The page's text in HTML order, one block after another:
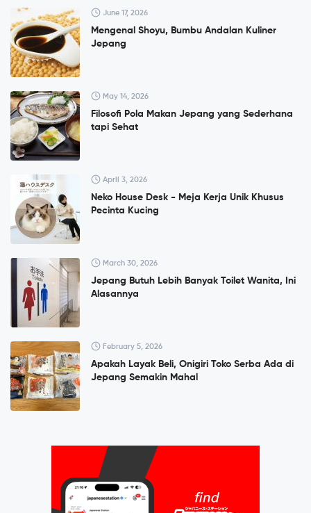
June 17, 2026
Mengenal Shoyu, Bumbu Andalan Kuliner
Jepang
May 14, 2026
Filosofi Pola Makan Jepang yang Sederhana
tapi Sehat
April 3, 2026
Neko House Desk - Meja Kerja Unik Khusus
Pecinta Kucing
March 30, 2026
Jepang Butuh Lebih Banyak Toilet Wanita, Ini
Alasannya
February 5, 2026
Apakah Layak Beli, Onigiri Toko Serba Ada di
Jepang Semakin Mahal